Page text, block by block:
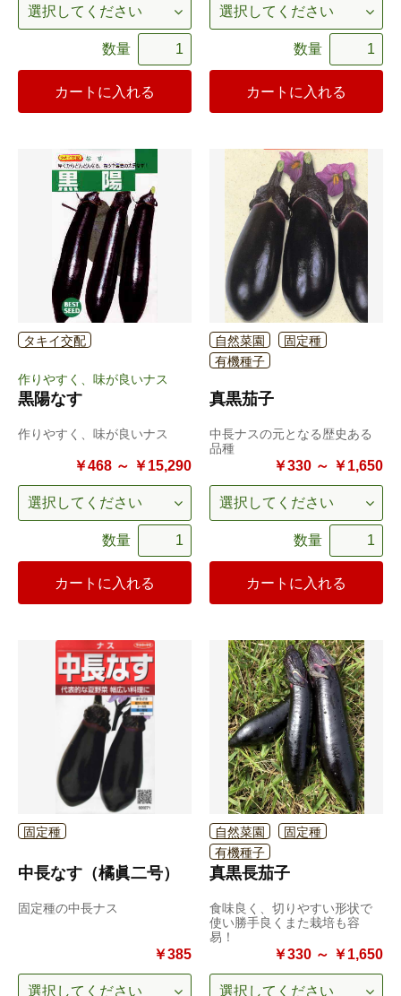
数量
カートに入れる
数量
カートに入れる
タキイ交配
作りやすく、味が良いナス
黒陽なす
作りやすく、味が良いナス
￥468 ～ ￥15,290
数量
カートに入れる
自然菜園
固定種
有機種子
真黒茄子
中長ナスの元となる歴史ある
品種
￥330 ～ ￥1,650
数量
カートに入れる
固定種
中長なす（橘眞二号）
固定種の中長ナス
￥385
自然菜園
固定種
有機種子
真黒長茄子
食味良く、切りやすい形状で
使い勝手良くまた栽培も容
易！
￥330 ～ ￥1,650